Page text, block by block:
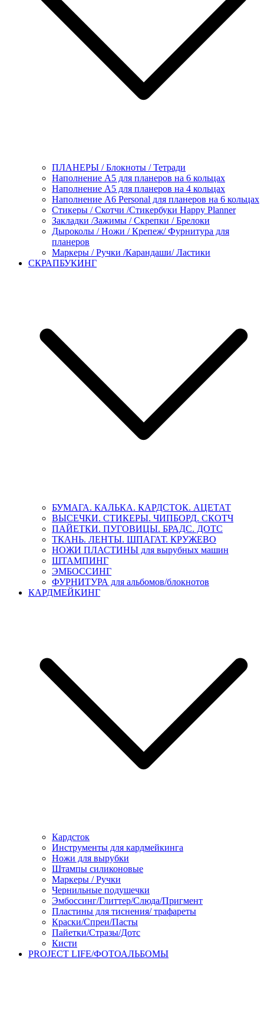
ПЛАНЕРЫ / Блокноты / Тетради
Наполнение А5 для планеров на 6 кольцах
Наполнение А5 для планеров на 4 кольцах
Наполнение А6 Personal для планеров на 6 кольцах
Стикеры / Скотчи /Стикербуки Happy Planner
Закладки /Зажимы / Скрепки / Брелоки
Дыроколы / Ножи / Крепеж/ Фурнитура для
планеров
Маркеры / Ручки /Карандаши/ Ластики
СКРАПБУКИНГ
БУМАГА. КАЛЬКА. КАРДСТОК. АЦЕТАТ
ВЫСЕЧКИ. СТИКЕРЫ. ЧИПБОРД. СКОТЧ
ПАЙЕТКИ. ПУГОВИЦЫ. БРАДС. ДОТС
ТКАНЬ. ЛЕНТЫ. ШПАГАТ. КРУЖЕВО
НОЖИ ПЛАСТИНЫ для вырубных машин
ШТАМПИНГ
ЭМБОССИНГ
ФУРНИТУРА для альбомов/блокнотов
КАРДМЕЙКИНГ
Кардсток
Инструменты для кардмейкинга
Ножи для вырубки
Штампы силиконовые
Маркеры / Ручки
Чернильные подушечки
Эмбоссинг/Глиттер/Слюда/Пригмент
Пластины для тиснения/ трафареты
Краски/Спреи/Пасты
Пайетки/Стразы/Дотс
Кисти
PROJECT LIFE/ФОТОАЛЬБОМЫ